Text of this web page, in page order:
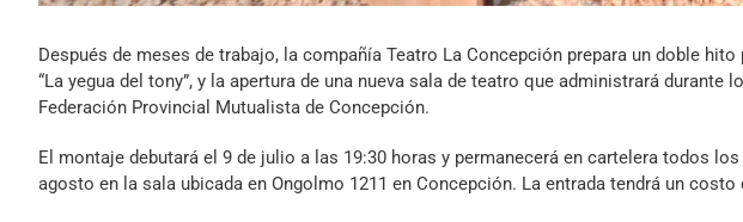
Después de meses de trabajo, la compañía Teatro La Concepción prepara un doble
“La yegua del tony”, y la apertura de una nueva sala de teatro que administrará durante
Federación Provincial Mutualista de Concepción.
El montaje debutará el 9 de julio a las 19:30 horas y permanecerá en cartelera todos
agosto en la sala ubicada en Ongolmo 1211 en Concepción. La entrada tendrá un costo